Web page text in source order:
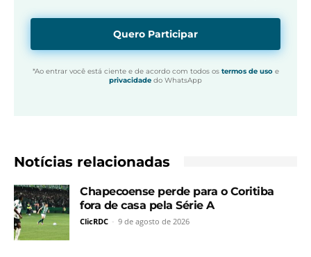
Quero Participar
*Ao entrar você está ciente e de acordo com todos os termos de usoe
privacidade do WhatsApp
Notícias relacionadas
Chapecoense perde para o Coritiba
fora de casa pela Série A
ClicRDC - 9 de agosto de 2026